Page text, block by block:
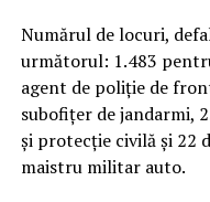
Numărul de locuri,
următorul: 1.483
agent de poliție de
subofițer de jandarmi,
și protecție civilă și 22
maistru militar auto.